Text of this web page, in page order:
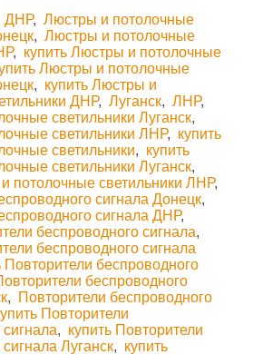
ДНР, Люстры и потолочные
, Люстры и потолочные
, купить Люстры и потолочные
Люстры и потолочные
, купить Люстры и
ДНР, Луганск, ЛНР,
светильники Луганск,
светильники ЛНР, купить
светильники, купить
светильники Луганск,
потолочные светильники ЛНР,
сигнала Донецк,
сигнала ДНР,
беспроводного сигнала,
беспроводного сигнала
Повторители беспроводного
беспроводного
,
Повторители беспроводного
Повторители
, купить Повторители
Луганск, купить